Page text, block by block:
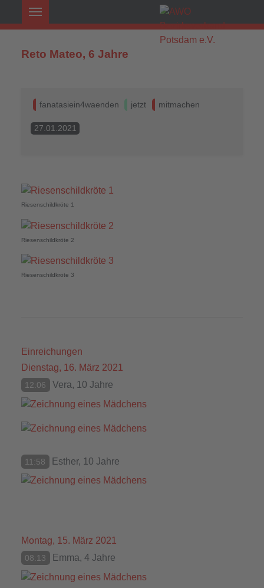
Reto Mateo, 6 Jahre
fanatasiein4waenden jetzt mitmachen
27.01.2021
Riesenschildkröte 1
Riesenschildkröte 2
Riesenschildkröte 3
Einreichungen
Dienstag, 16. März 2021
12:06 Vera, 10 Jahre
11:58 Esther, 10 Jahre
Montag, 15. März 2021
08:13 Emma, 4 Jahre